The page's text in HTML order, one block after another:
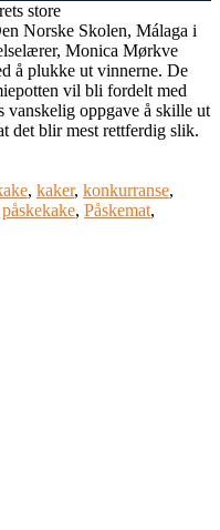
store
Norske Skolen, Málaga i
Monica Mørkve
å plukke ut vinnerne. De
vil bli fordelt med
vanskelig oppgave å skille ut
det blir mest rettferdig slik.
, kaker, konkurranse,
påskekake, Påskemat,